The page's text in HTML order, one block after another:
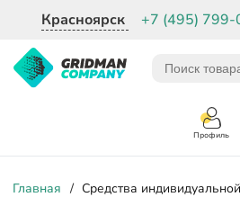
Красноярск +7 (495)
Профиль
Главная / Средства